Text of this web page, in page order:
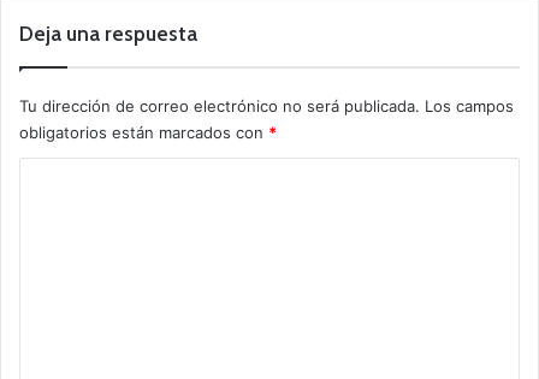
Deja una respuesta
Tu dirección de correo electrónico no será publicada. Los campos
obligatorios están marcados con *